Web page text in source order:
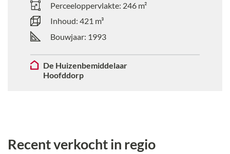
Perceeloppervlakte: 246 m²
Inhoud:421 m³
Bouwjaar: 1993
De Huizenbemiddelaar
Hoofddorp
Recent verkochtin regio